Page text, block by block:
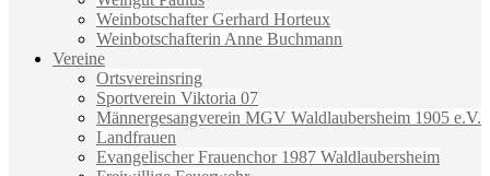
Weinbotschafter Gerhard Horteux
Weinbotschafterin Anne Buchmann
Vereine
Ortsvereinsring
Sportverein Viktoria 07
Männergesangverein MGV Waldlaubersheim 1905 e.V.
Landfrauen
Evangelischer Frauenchor 1987 Waldlaubersheim